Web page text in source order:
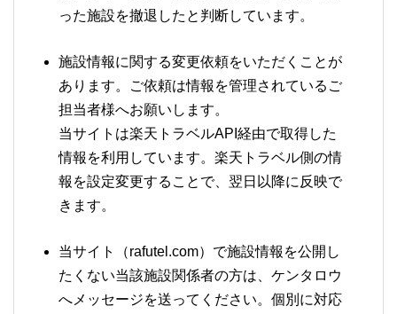
った施設を撤退したと判断しています。
施設情報に関する変更依頼をいただくことが
あります。ご依頼は情報を管理されているご
担当者様へお願いします。
当サイトは楽天トラベルAPI経由で取得した
情報を利用しています。楽天トラベル側の情
報を設定変更することで、翌日以降に反映で
きます。
当サイト（rafutel.com）で施設情報を公開し
たくない当該施設関係者の方は、ケンタロウ
へメッセージを送ってください。個別に対応